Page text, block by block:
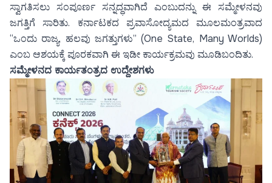
ಸ್ವಾಗತಿಸಲು ಸಂಪೂರ್ಣ ಸನ್ನದ್ಧವಾಗಿದೆ ಎಂಬುದನ್ನು ಈ ಸಮ್ಮೇಳನವು
ಜಗತ್ತಿಗೆ ಸಾರಿತು. ಕರ್ನಾಟಕದ ಪ್ರವಾಸೋದ್ಯಮದ ಮೂಲಮಂತ್ರವಾದ
“ಒಂದು ರಾಜ್ಯ, ಹಲವು ಜಗತ್ತುಗಳು” (One State, Many Worlds)
ಎಂಬ ಆಶಯಕ್ಕೆ ಪೂರಕವಾಗಿ ಈ ಇಡೀ ಕಾರ್ಯಕ್ರಮವು ಮೂಡಿಬಂದಿತು.
ಸಮ್ಮೇಳನದ ಕಾರ್ಯತಂತ್ರದ ಉದ್ದೇಶಗಳು